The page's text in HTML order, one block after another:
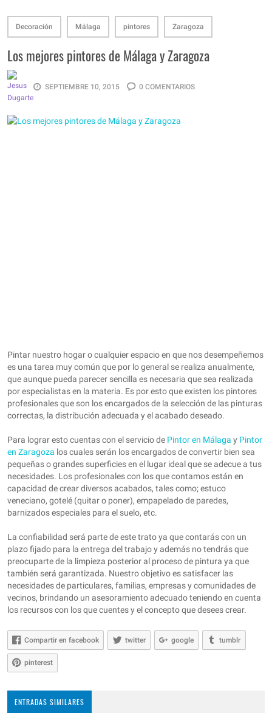
Decoración Málaga pintores Zaragoza
Los mejores pintores de Málaga y Zaragoza
SEPTIEMBRE 10, 2015 0 COMENTARIOS
Pintar nuestro hogar o cualquier espacio en que nos desempeñemos
es una tarea muy común que por lo general se realiza anualmente,
que aunque pueda parecer sencilla es necesaria que sea realizada
por especialistas en la materia. Es por esto que existen los pintores
profesionales que son los encargados de la selección de las pinturas
correctas, la distribución adecuada y el acabado deseado.
Para lograr esto cuentas con el servicio de Pintor en Málaga y Pintor
en Zaragoza los cuales serán los encargados de convertir bien sea
pequeñas o grandes superficies en el lugar ideal que se adecue a tus
necesidades. Los profesionales con los que contamos están en
capacidad de crear diversos acabados, tales como; estuco
veneciano, gotelé (quitar o poner), empapelado de paredes,
barnizados especiales para el suelo, etc.
La confiabilidad será parte de este trato ya que contarás con un
plazo fijado para la entrega del trabajo y además no tendrás que
preocuparte de la limpieza posterior al proceso de pintura ya que
también será garantizada. Nuestro objetivo es satisfacer las
necesidades de particulares, familias, empresas y comunidades de
vecinos, brindando un asesoramiento adecuado teniendo en cuenta
los recursos con los que cuentes y el concepto que desees crear.
Compartir en facebook twitter google tumblr
pinterest
ENTRADAS SIMILARES